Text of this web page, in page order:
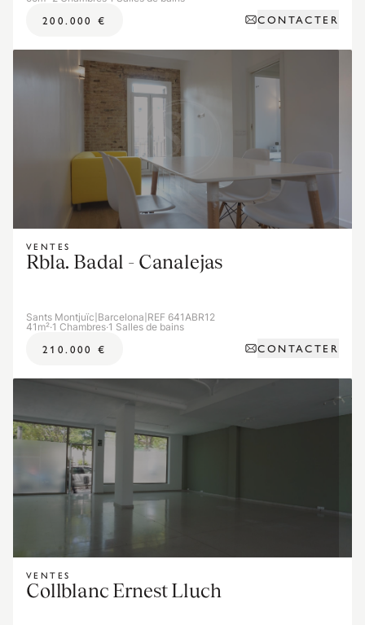
200.000 € CONTACTER
VENTES
Rbla. Badal - Canalejas
Sants Montjuïc|Barcelona|REF 641ABR12
41m²·1 Chambres·1 Salles de bains
210.000 € CONTACTER
VENTES
Collblanc Ernest Lluch